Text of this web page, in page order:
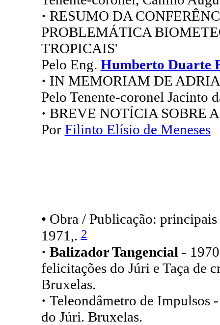
· RESUMO DA
PROBLEMÁTICA
TROPICAIS'
Pelo Eng. Humberto Duarte
· IN MEMORIAM DE
Pelo Tenente-coronel Jacinto
· BREVE NOTÍCIA SOBRE
Por Filinto Elísio de Meneses
• Obra / Publicação:
1971,.2
· Balizador Tangencial -
felicitações do Júri e Taça de
Bruxelas.
· Teleondâmetro de Impulsos
do Júri. Bruxelas.